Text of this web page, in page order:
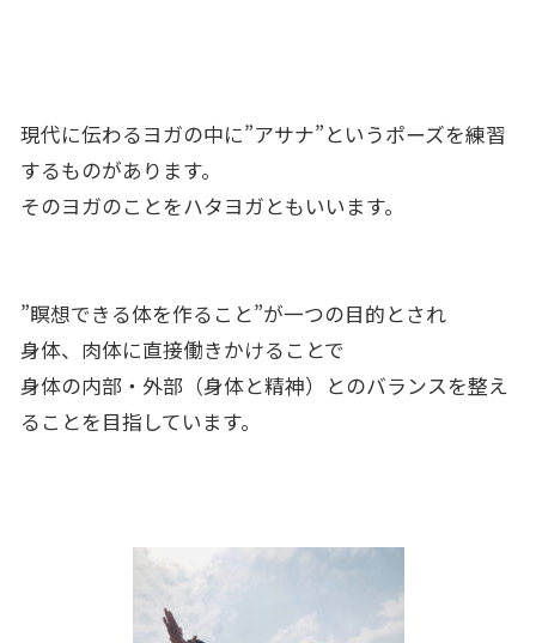
現代に伝わるヨガの中に”アサナ”というポーズを練習
するものがあります。
そのヨガのことをハタヨガともいいます。
”瞑想できる体を作ること”が一つの目的とされ
身体、肉体に直接働きかけることで
身体の内部・外部（身体と精神）とのバランスを整え
ることを目指しています。